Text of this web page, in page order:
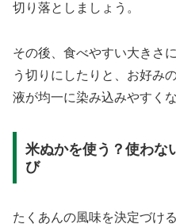
切り落としましょう。
その後、食べやすい大きさ
う切りにしたりと、お好み
液が均一に染み込みやすくな
米ぬかを使う？使わな
び
たくあんの風味を決定づけ